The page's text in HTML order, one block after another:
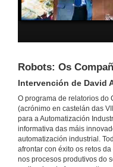
Robots: Os
Intervención de David
O programa de relatorios do
(acrónimo en castelán das
para a Automatización
informativa das máis
automatización industrial.
afrontar con éxito os retos
nos procesos produtivos do